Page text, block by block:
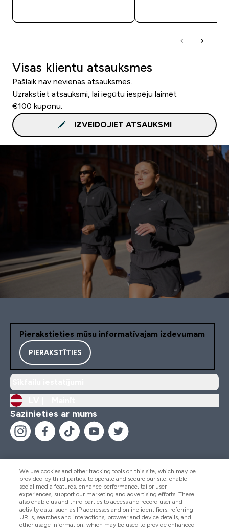
Visas klientu atsauksmes
Pašlaik nav nevienas atsauksmes.
Uzrakstiet atsauksmi, lai iegūtu iespēju laimēt
€100 kuponu.
IZVEIDOJIET ATSAUKSMI
Pierakstieties mūsu informatīvajam izdevumam
PIERAKSTĪTIES
Sazinieties ar mums
Palīdzība Un Informācija
Produkti
We use cookies and other tracking tools on this site, which may be
provided by third parties, to operate and secure our site, enable
social media features, enhance performance, tailor user
experiences, support our marketing and advertising efforts. These
also enable us and third parties to access and record user and
activity data, such as IP addresses and online identifiers, referring
URLs, searches and interactions, browser and device details, and
other usage information, which may be used to provide enhanced